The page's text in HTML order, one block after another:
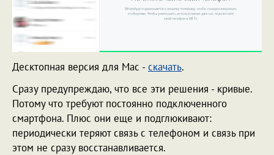
Десктопная версия для Mac -скачать.
Сразу предупреждаю, что все эти решения - кривые.
Потому что требуют постоянно подключенного
смартфона. Плюс они еще и подглюкивают:
периодически теряют связь с телефоном и связь при
этом не сразу восстанавливается.